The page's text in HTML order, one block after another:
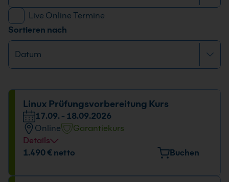
Live Online Termine
Sortieren nach
Linux Prüfungsvorbereitung Kurs
17.09. - 18.09.2026
Online
Garantiekurs
Details
Datum und Uhrzeit
1.490 € netto Buchen